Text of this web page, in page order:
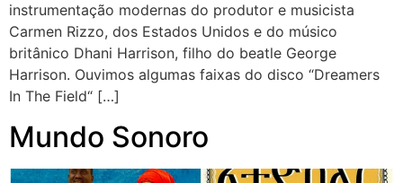
instrumentação modernas do produtor e musicista
Carmen Rizzo, dos Estados Unidos e do músico
britânico Dhani Harrison, filho do beatle George
Harrison. Ouvimos algumas faixas do disco “Dreamers
In The Field“ […]
Mundo Sonoro